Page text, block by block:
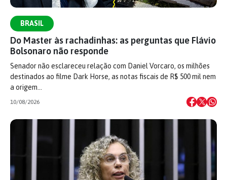
BRASIL
Do Master às rachadinhas: as perguntas que Flávio
Bolsonaro não responde
Senador não esclareceu relação com Daniel Vorcaro, os milhões
destinados ao filme Dark Horse, as notas fiscais de R$ 500 mil nem
a origem…
10/08/2026